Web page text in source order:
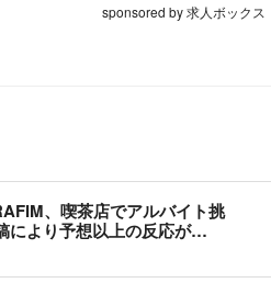
sponsored by 求人ボックス
、喫茶店でアルバイト挑
より予想以上の反応が…